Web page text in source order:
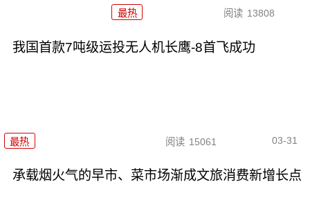
最热 阅读 13808
我国首款7吨级运投无人机长鹰-8首飞成功
最热 阅读 15061 03-31
承载烟火气的早市、菜市场渐成文旅消费新增长点